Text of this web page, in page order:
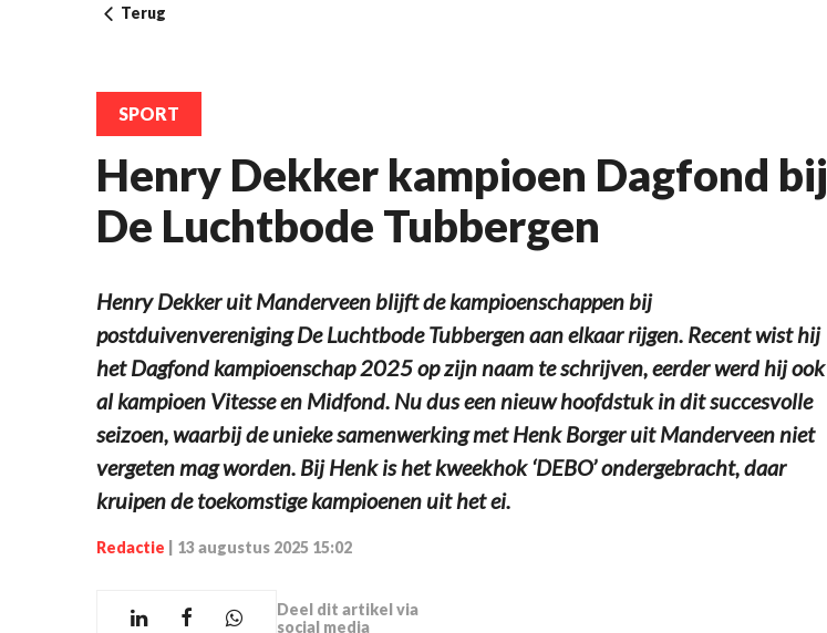
Terug
SPORT
Henry Dekker kampioen Dagfond bij
De Luchtbode Tubbergen
Henry Dekker uit Manderveen blijft de kampioenschappen bij
postduivenvereniging De Luchtbode Tubbergen aan elkaar rijgen. Recent wist hij
het Dagfond kampioenschap 2025 op zijn naam te schrijven, eerder werd hij ook
al kampioen Vitesse en Midfond. Nu dus een nieuw hoofdstuk in dit succesvolle
seizoen, waarbij de unieke samenwerking met Henk Borger uit Manderveen niet
vergeten mag worden. Bij Henk is het kweekhok ‘DEBO’ ondergebracht, daar
kruipen de toekomstige kampioenen uit het ei.
Redactie 13 augustus 2025 15:02
Deel dit artikel via
social media